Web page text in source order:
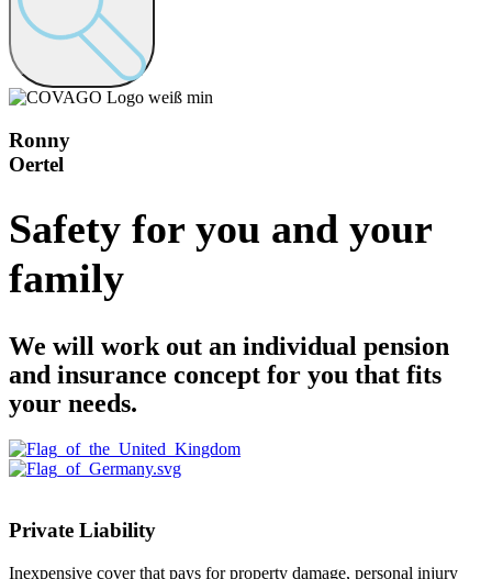
Ronny
Oertel
Safety for you and your
family
We will work out an individual pension
and insurance concept for you that fits
your needs.
Private Liability
Inexpensive cover that pays for property damage, personal injury